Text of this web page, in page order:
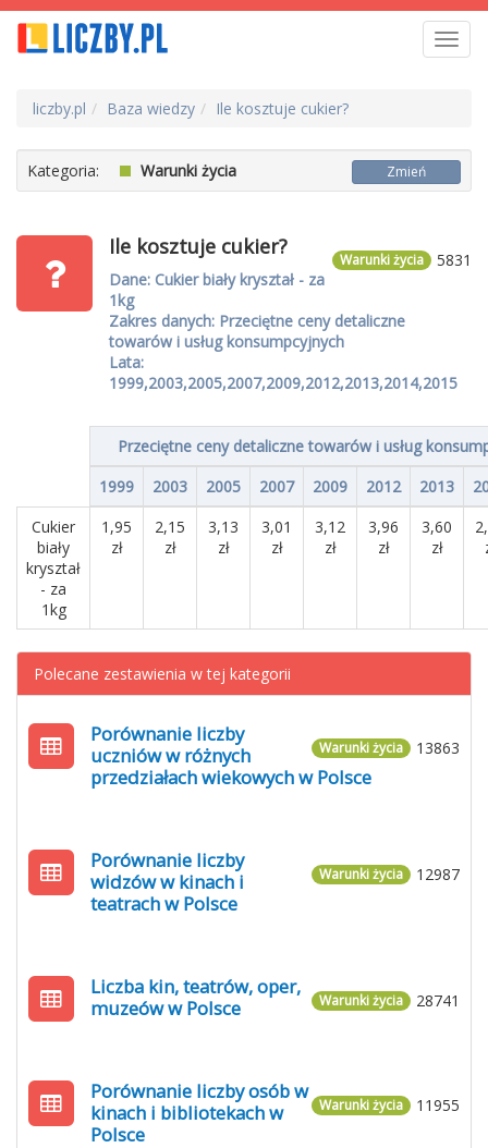
liczby.pl Baza wiedzy Ile kosztuje cukier?
Kategoria: Warunki życia Zmień
5831
Warunki życia
Ile kosztuje cukier?
Dane: Cukier biały kryształ - za
1kg
Zakres danych: Przeciętne ceny detaliczne
towarów i usług konsumpcyjnych
Lata:
1999,2003,2005,2007,2009,2012,2013,2014,2015
Przeciętne ceny detaliczne towarów i usług
1999
2003 2005 2007 2009 2012 2013
Cukier
biały
kryształ
- za
1kg
1,95
zł
2,15
zł
3,13
zł
3,01
zł
3,12
zł
3,96
zł
3,60
zł
Polecane zestawienia w tej kategorii
13863
Warunki życia
Porównanie liczby
uczniów w różnych
przedziałach wiekowych w Polsce
12987
Warunki życia
Porównanie liczby
widzów w kinach i
teatrach w Polsce
28741
Warunki życia
Liczba kin, teatrów, oper,
muzeów w Polsce
11955
Warunki życia
Porównanie liczby osób w
kinach i bibliotekach w
Polsce